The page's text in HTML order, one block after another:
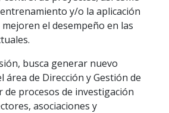
y/o la aplicación
el desempeño en las
busca generar nuevo
área de Dirección y Gestión de
de procesos de investigación
asociaciones y